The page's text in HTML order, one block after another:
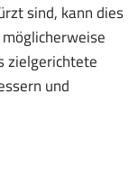
sind, kann dies
zielgerichtete
und